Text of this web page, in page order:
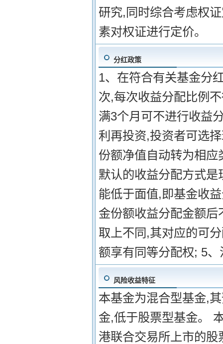
研究,同时综合考虑权
素对权证进行定价。
分红政策
1、在符合有关基金分
次,每次收益分配比例
满3个月可不进行收益
利再投资,投资者可选
份额净值自动转为相
默认的收益分配方式
能低于面值,即基金收
金份额收益分配金额
取上不同,其对应的可
额享有同等分配权; 5
风险收益特征
本基金为混合型基金,
金,低于股票型基金。
港联合交易所上市的